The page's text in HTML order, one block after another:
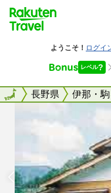
全国長野県 伊那・
全国